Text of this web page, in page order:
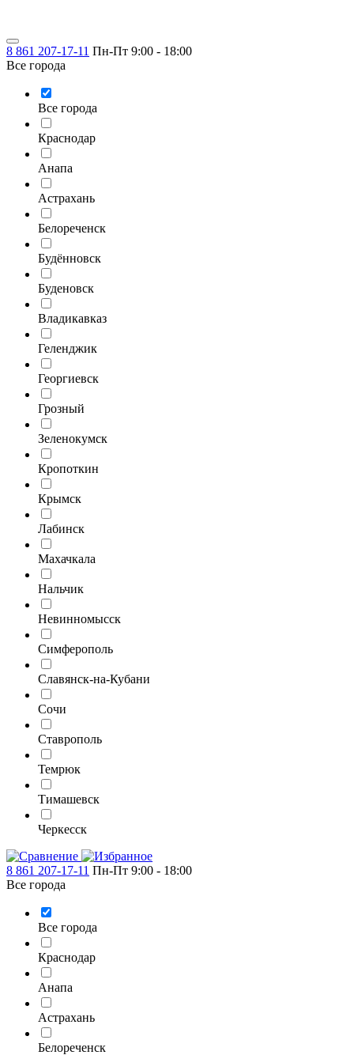
8 861 207-17-11 Пн-Пт 9:00 - 18:00
Все города
Все города
Краснодар
Анапа
Астрахань
Белореченск
Будённовск
Буденовск
Владикавказ
Геленджик
Георгиевск
Грозный
Зеленокумск
Кропоткин
Крымск
Лабинск
Махачкала
Нальчик
Невинномысск
Симферополь
Славянск-на-Кубани
Сочи
Ставрополь
Темрюк
Тимашевск
Черкесск
8 861 207-17-11 Пн-Пт 9:00 - 18:00
Все города
Все города
Краснодар
Анапа
Астрахань
Белореченск